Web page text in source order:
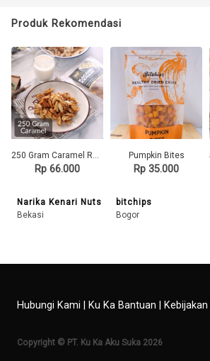
Produk Rekomendasi
250 Gram Caramel Roasted Kenari Nuts
Rp 66.000
Narika Kenari Nuts
Bekasi
Pumpkin Bites
Rp 35.000
bitchips
Bogor
Hubungi Kami Ku Ka Bantuan
Copyright © PT. Ku Ka Aku Suka 2026